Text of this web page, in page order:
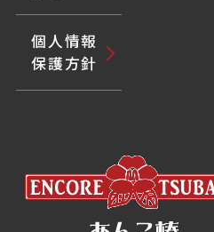
個人情報
保護方針